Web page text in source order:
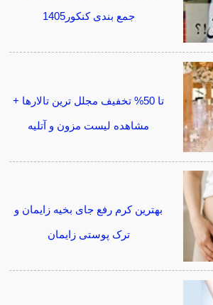
جمع بندی کنکور1405
تا 50% تخفیف مجلل ترین تالارها +
مشاهده لیست مزون و آتلیه
بهترین کرم رفع جای بخیه زایمان و
ترک پوستی زایمان